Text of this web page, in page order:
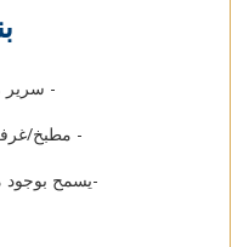
- سرير
- مطبخ/
-يسمح بوجود